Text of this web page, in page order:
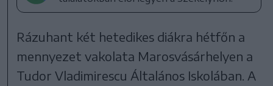
Rázuhant két hetedikes diákra hétfőn a
mennyezet vakolata Marosvásárhelyen a
Tudor Vladimirescu Általános Iskolában. A